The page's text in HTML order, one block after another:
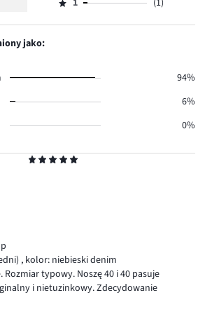
, kolor: niebieski denim
typowy. Noszę 40 i 40 pasuje
i nietuzinkowy. Zdecydowanie
ilość
2,
Ocena
1,
1 (1)
jako:
94%
6%
0%